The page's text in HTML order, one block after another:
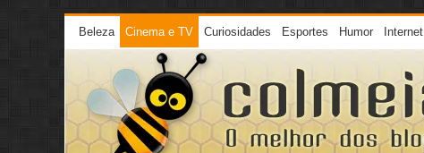
Beleza Cinema e TV Curiosidades Esportes Humor Internet